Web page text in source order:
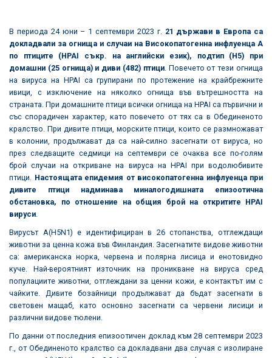
В периода 24 юни – 1 септември 2023 г. 21 държави в Европа са
докладвали за огнища и случаи на Високопатогенна инфлуенца А
по птиците (HPAI съкр. на английски език), подтип (H5) при
домашни (25 огнища) и диви (482) птици. Повечето от тези огнища
на вируса на HPAI са групирани по протежение на крайбрежните
ивици, с изключение на няколко огнища във вътрешността на
страната. При домашните птици всички огнища на HPAI са първични и
със спорадичен характер, като повечето от тях са в Обединеното
кралство. При дивите птици, морските птици, които се размножават
в колонии, продължават да са най-силно засегнати от вируса, но
през следващите седмици на септември се очаква все по-голям
брой случаи на откриване на вируса на HPAI при водолюбивите
птици. Настоящата епидемия от високопатогенна инфлуенца при
дивите птици надминава миналогодишната епизоотична
обстановка, по отношение на общия брой на откритите HPAI
вируси
Вирусът A(H5N1) е идентифициран в 26 стопанства, отглеждащи
животни за ценна кожа във Финландия. Засегнатите видове животни
са: американска норка, червена и полярна лисица и енотовидно
куче. Най-вероятният източник на проникване на вируса сред
популациите животни, отглеждани за ценни кожи, е контактът им с
чайките. Дивите бозайници продължават да бъдат засегнати в
световен мащаб, като основно засегнати са червени лисици и
различни видове тюлени.
По данни от последния епизоотичен доклад към 28 септември 2023
г., от Обединеното кралство са докладвани два случая с изолиране